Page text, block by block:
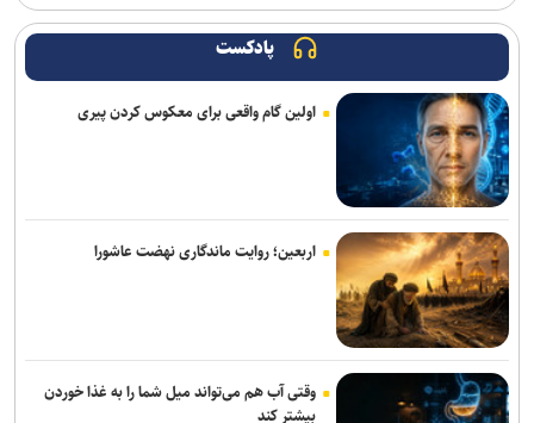
۳ سانحه مرگبار طی یک هفته در بزرگراه‌های تهران؛ هشدار دوباره به
رشد ۴۲ درصدی سازش در شورای حل اختلاف استان تهران
ترافیک سنگین در جاده چالوس/ جاده‌های شمالی بدون مداخلات جوی و
سایر محورها روان است
۷کشته و مصدوم در تصادف مرگبار پژو پارس و ساینا در اصفهان
روایت کولیوند از خدمات هلال احمر در اربعین حسینی
جزئیات ثبت ادعا، تهیه نقشه UTM و ارائه مادر سند اعلام شد
پرداخت مطالبات بازنشستگان در اولویت تأمین اجتماعی است
پادکست
اولین گام واقعی برای معکوس کردن پیری
اربعین؛ روایت ماندگاری نهضت عاشورا
وقتی آب هم می‌تواند میل شما را به غذا خوردن
بیشتر کند